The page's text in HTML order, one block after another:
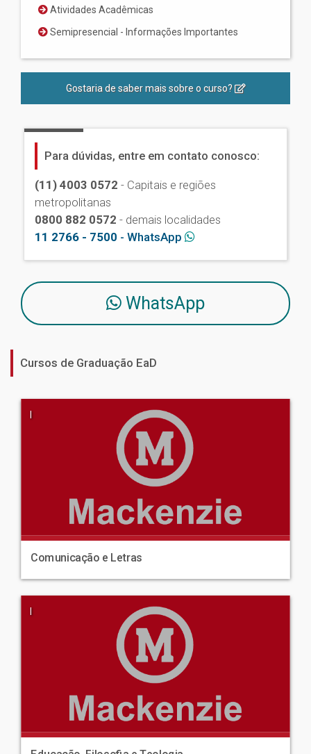
Atividades Acadêmicas
Semipresencial - Informações Importantes
Gostaria de saber mais sobre o curso?
Para dúvidas, entre em contato conosco:
(11) 4003 0572 - Capitais e regiões
metropolitanas
0800 882 0572 - demais localidades
11 2766 - 7500 - WhatsApp
WhatsApp
Cursos de Graduação EaD
|
Comunicação e Letras
|